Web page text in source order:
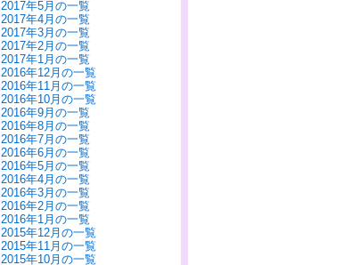
2017年5月の一覧
2017年4月の一覧
2017年3月の一覧
2017年2月の一覧
2017年1月の一覧
2016年12月の一覧
2016年11月の一覧
2016年10月の一覧
2016年9月の一覧
2016年8月の一覧
2016年7月の一覧
2016年6月の一覧
2016年5月の一覧
2016年4月の一覧
2016年3月の一覧
2016年2月の一覧
2016年1月の一覧
2015年12月の一覧
2015年11月の一覧
2015年10月の一覧